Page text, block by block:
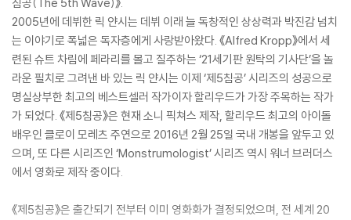
2005년에 데뷔한 릭 얀시는 데뷔 이래 늘 독창적인 상상력과 박진감 넘치
는 이야기로 폭넓은 독자층에게 사랑받아왔다. 《Alfred Kropp》에서 세
련된 슈트 차림에 페라리를 몰고 질주하는 ‘21세기판 원탁의 기사단’을 놀
라운 필치로 그려낸 바 있는 릭 얀시는 이제 ‘제5침공’ 시리즈의 성공으로
명실상부한 최고의 베스트셀러 작가이자 할리우드가 가장 주목하는 작가
가 되었다. 《제5침공》은 현재 소니 픽쳐스 제작, 할리우드 최고의 아이돌
배우인 클로이 모레츠 주연으로 2016년 2월 25일 국내 개봉을 앞두고 있
으며, 또 다른 시리즈인 ‘Monstrumologist’ 시리즈 역시 워너 브러더스
에서 영화로 제작 중이다.
《제5침공》은 출간되기 전부터 이미 영화화가 결정되었으며, 전 세계 20